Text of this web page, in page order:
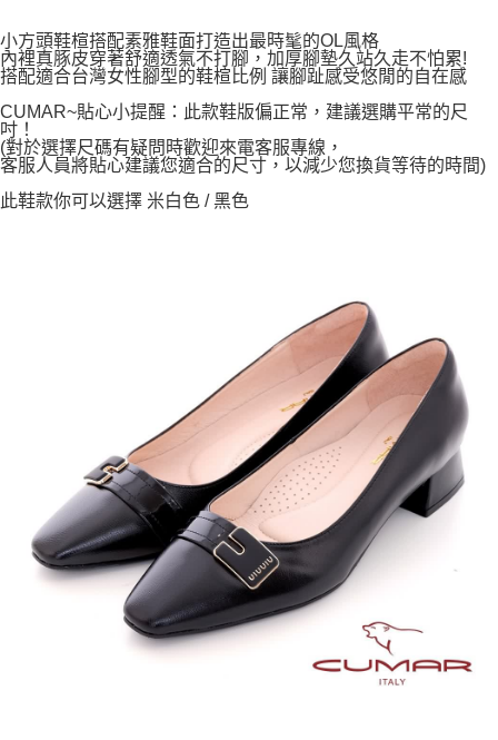
小方頭鞋楦搭配素雅鞋面打造出最時髦的OL風格
內裡真豚皮穿著舒適透氣不打腳，加厚腳墊久站久走不怕累!
搭配適合台灣女性腳型的鞋楦比例 讓腳趾感受悠閒的自在感
CUMAR~貼心小提醒：此款鞋版偏正常，建議選購平常的尺
吋！
(對於選擇尺碼有疑問時歡迎來電客服專線，
客服人員將貼心建議您適合的尺寸，以減少您換貨等待的時間)
此鞋款你可以選擇 米白色 / 黑色